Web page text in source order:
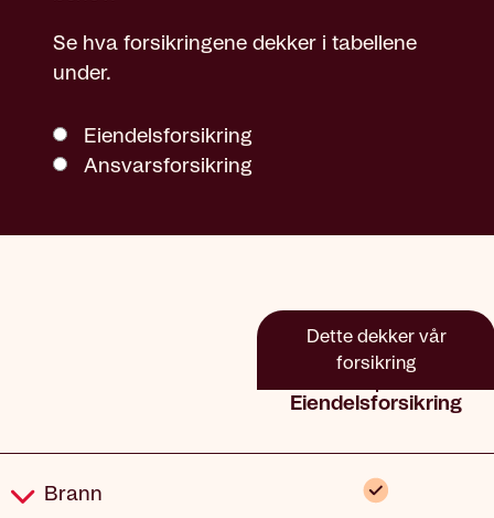
Se hva forsikringene dekker i tabellene
under.
Eiendelsforsikring
Ansvarsforsikring
Dette dekker vår
forsikring
Eiendelsforsikring
Brann Inkludert